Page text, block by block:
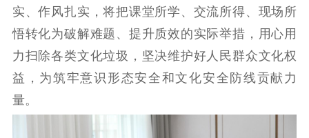
科研创新
服务管理平台
智库服务
管理平台
文艺创作
服务管理
文化产业
统计分析
数字出版
审读服务
新闻发布工作备
案管理系统
电影
理论宣讲
政工继续教育学
实、作风扎实，将把课堂所学、交流所得、现场所
悟转化为破解难题、提升质效的实际举措，用心用
力扫除各类文化垃圾，坚决维护好人民群众文化权
益，为筑牢意识形态安全和文化安全防线贡献力
量。